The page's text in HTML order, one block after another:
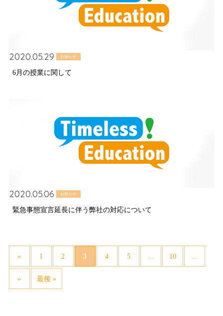
2020.05.29 お知らせ
6月の授業に関して
2020.05.06 お知らせ
緊急事態宣言延長に伴う弊社の対応について
« 1 2 3 4 5 ... 10 ...
» 最後 »